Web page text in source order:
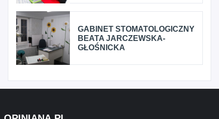
GABINET STOMATOLOGICZNY
BEATA JARCZEWSKA-
GŁOŚNICKA